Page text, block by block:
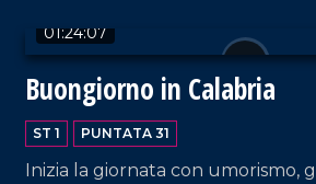
01:24:07
Buongiorno in Calabria
ST 1 PUNTATA 31
Inizia la giornata con umorismo,
VAI AL TITOLO